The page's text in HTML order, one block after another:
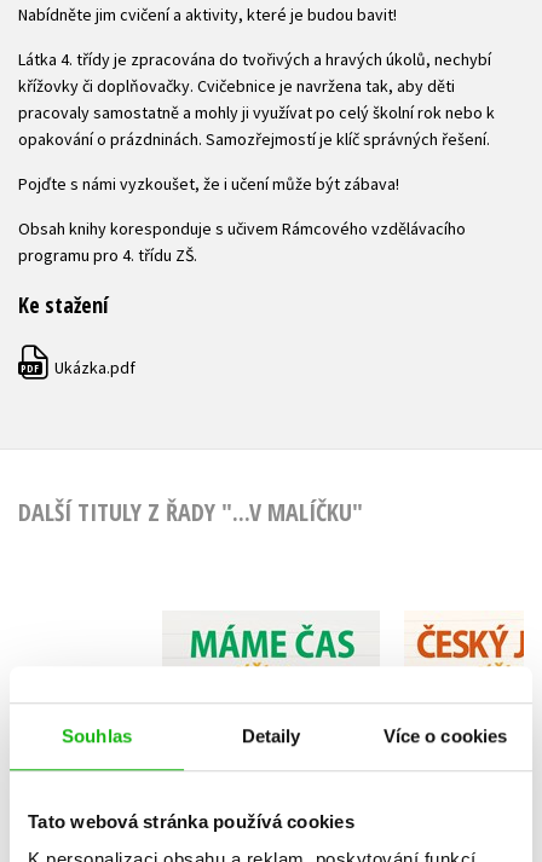
Souhlas Detaily Více o cookies
Tato webová stránka používá cookies
Nabídněte jim cvičení a aktivity, které je budou bavit!
Látka 4. třídy je zpracována do tvořivých a hravých úkolů, nechybí
křížovky či doplňovačky. Cvičebnice je navržena tak, aby děti
pracovaly samostatně a mohly ji využívat po celý školní rok nebo k
opakování o prázdninách. Samozřejmostí je klíč správných řešení.
Pojďte s námi vyzkoušet, že i učení může být zábava!
Obsah knihy koresponduje s učivem Rámcového vzdělávacího
programu pro 4. třídu ZŠ.
Ke stažení
PDF Ukázka.pdf
DALŠÍ TITULY Z ŘADY "...V MALÍČKU"
Máme čas v malíčku
Kamila Balharová
Do košíku
Český
malíčku